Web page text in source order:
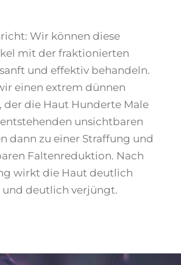
Wir können diese
mit der fraktionierten
und effektiv behandeln.
einen extrem dünnen
der die Haut Hunderte Male
unsichtbaren
dann zu einer Straffung und
Faltenreduktion. Nach
wirkt die Haut deutlich
und deutlich verjüngt.